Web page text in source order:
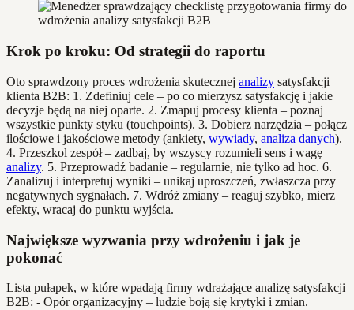
Krok po kroku: Od strategii do raportu
Oto sprawdzony proces wdrożenia skutecznej analizy satysfakcji
klienta B2B: 1. Zdefiniuj cele – po co mierzysz satysfakcję i jakie
decyzje będą na niej oparte. 2. Zmapuj procesy klienta – poznaj
wszystkie punkty styku (touchpoints). 3. Dobierz narzędzia – połącz
ilościowe i jakościowe metody (ankiety, wywiady, analiza danych).
4. Przeszkol zespół – zadbaj, by wszyscy rozumieli sens i wagę
analizy. 5. Przeprowadź badanie – regularnie, nie tylko ad hoc. 6.
Zanalizuj i interpretuj wyniki – unikaj uproszczeń, zwłaszcza przy
negatywnych sygnałach. 7. Wdróż zmiany – reaguj szybko, mierz
efekty, wracaj do punktu wyjścia.
Największe wyzwania przy wdrożeniu i jak je
pokonać
Lista pułapek, w które wpadają firmy wdrażające analizę satysfakcji
B2B: - Opór organizacyjny – ludzie boją się krytyki i zmian.